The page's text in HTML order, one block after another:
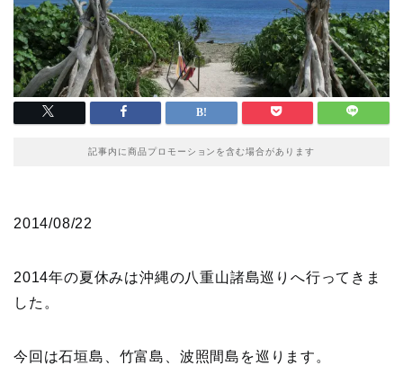
記事内に商品プロモーションを含む場合があります
2014/08/22
2014年の夏休みは沖縄の八重山諸島巡りへ行ってきま
した。
今回は石垣島、竹富島、波照間島を巡ります。